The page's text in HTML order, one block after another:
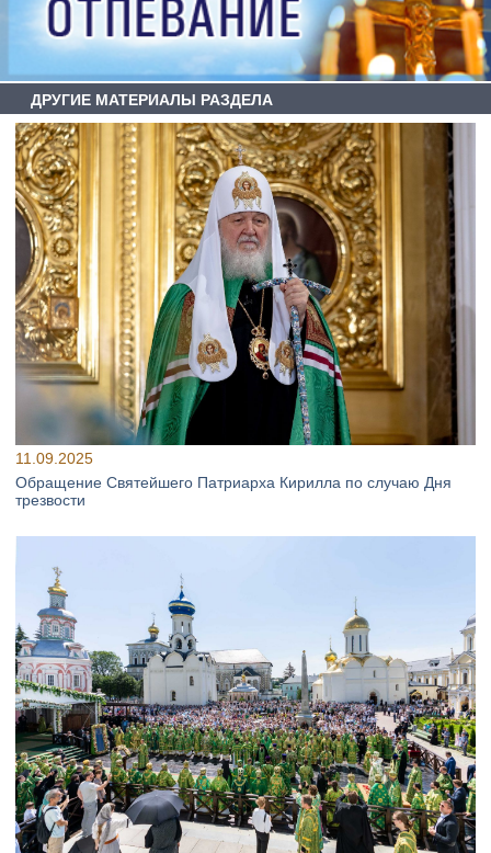
ДРУГИЕ МАТЕРИАЛЫ РАЗДЕЛА
11.09.2025
Обращение Святейшего Патриарха Кирилла по случаю Дня
трезвости